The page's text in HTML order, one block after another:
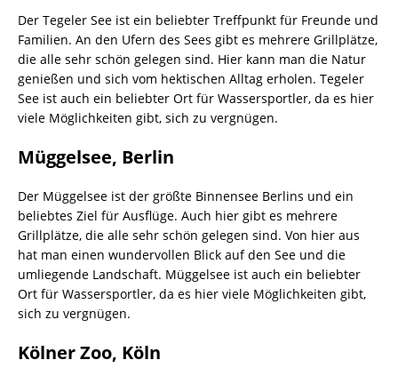
Der Tegeler See ist ein beliebter Treffpunkt für Freunde und
Familien. An den Ufern des Sees gibt es mehrere Grillplätze,
die alle sehr schön gelegen sind. Hier kann man die Natur
genießen und sich vom hektischen Alltag erholen. Tegeler
See ist auch ein beliebter Ort für Wassersportler, da es hier
viele Möglichkeiten gibt, sich zu vergnügen.
Müggelsee, Berlin
Der Müggelsee ist der größte Binnensee Berlins und ein
beliebtes Ziel für Ausflüge. Auch hier gibt es mehrere
Grillplätze, die alle sehr schön gelegen sind. Von hier aus
hat man einen wundervollen Blick auf den See und die
umliegende Landschaft. Müggelsee ist auch ein beliebter
Ort für Wassersportler, da es hier viele Möglichkeiten gibt,
sich zu vergnügen.
Kölner Zoo, Köln